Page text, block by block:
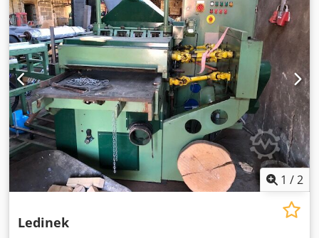
1 /2
Ledinek